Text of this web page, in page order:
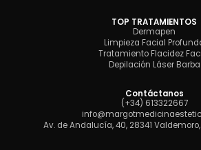
TOP TRATAMIENTOS
Dermapen
Limpieza Facial
Tratamiento Flacidez
Depilación Láser Barba
Contáctanos
(+34) 613322667
Av. de Andalucía, 40, 28341